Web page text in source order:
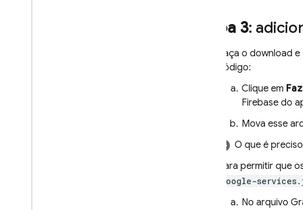
Etapa 3:
Faça o download
código:
Clique em
Firebase do
Mova esse
O que é
Para permitir que
google-
No arquivo